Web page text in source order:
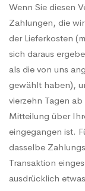
Wenn Sie diesen
Zahlungen, die
der Lieferkosten
sich daraus
als die von uns
gewählt haben),
vierzehn Tagen
Mitteilung über
eingegangen ist.
dasselbe
Transaktion
ausdrücklich